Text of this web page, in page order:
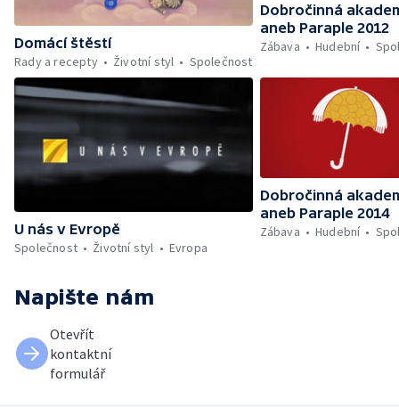
Domácí štěstí
Rady a recepty
Životní styl Společnost
Dobročinná
aneb Paraple 2012
Zábava
Hudební
U nás v Evropě
Společnost
Životní styl Evropa
Dobročinná
aneb Paraple 2014
Zábava
Hudební
Napište nám
Otevřít
kontaktní
formulář